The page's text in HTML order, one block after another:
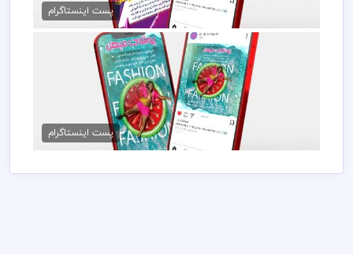
50,000 تومان
پست اینستاگرام
پست اینستاگرام پوشاک آقایان
50,000 تومان
پست اینستاگرام